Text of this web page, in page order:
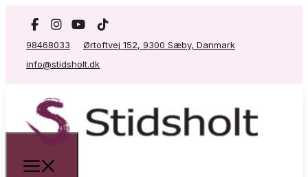
98468033
Ørtoftvej 152, 9300 Sæby, Danmark
info@stidsholt.dk